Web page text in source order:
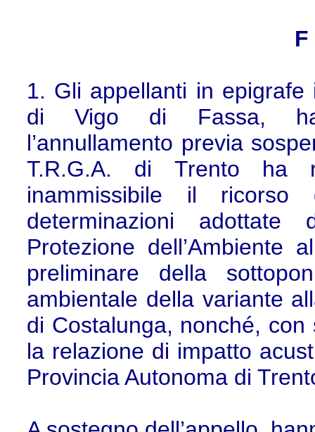
F
1. Gli appellanti in
di Vigo di Fassa,
l’annullamento previa
T.R.G.A. di Trento ha
inammissibile il
determinazioni adottate
Protezione dell’Ambiente
preliminare della
ambientale della variante
di Costalunga, nonché,
la relazione di impatto
Provincia Autonoma di